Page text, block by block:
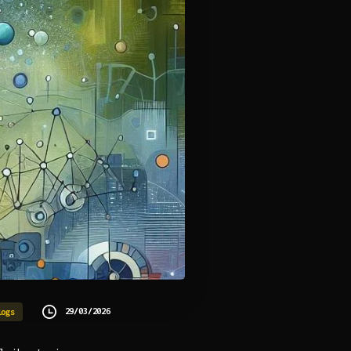
29/03/2026